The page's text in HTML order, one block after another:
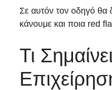
Σε αυτόν τον οδηγό θα
κάνουμε και ποια red
Τι